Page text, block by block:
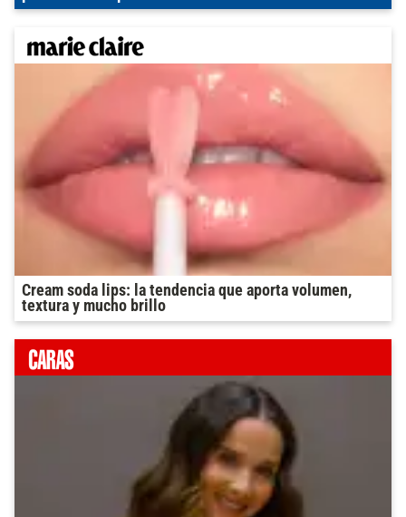
Cream soda lips: la tendencia que aporta volumen,
textura y mucho brillo